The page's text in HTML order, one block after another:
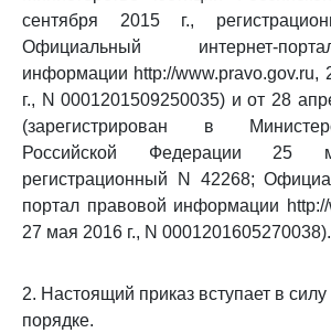
сентября 2015 г.,
Официальный интернет-
информации http://www.pravo.gov.ru,
г., N 0001201509250035) и от 28
(зарегистрирован в
Российской Федерации
регистрационный N 42268;
портал правовой информации http://
27 мая 2016 г., N 0001201605270038).
2. Настоящий приказ вступает в
порядке.